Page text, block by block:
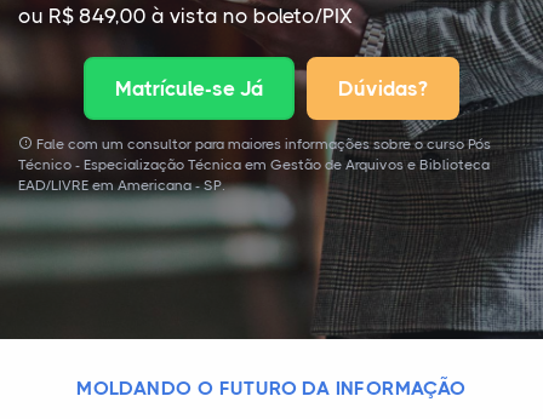
ou R$ 849,00 à vista no boleto/PIX
Matrícule-se Já Dúvidas?
Fale com um consultor para maiores informações sobre o curso Pós
Técnico - Especialização Técnica em Gestão de Arquivos e Biblioteca
EAD/LIVRE em Americana - SP.
MOLDANDO O FUTURO DA INFORMAÇÃO